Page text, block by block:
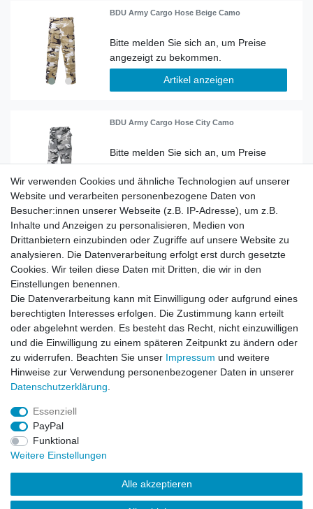
BDU Army Cargo Hose Beige Camo
Artikel anzeigen
BDU Army Cargo Hose City Camo
Artikel anzeigen
BDU Army Cargo Hose Red Camo
Artikel anzeigen
BDU Army Cargo Hose Schwarz
Daten­schutz­erklärung
Wir verwenden Cookies und ähnliche Technologien auf unserer
Website und verarbeiten personenbezogene Daten von
Besucher:innen unserer Webseite (z.B. IP-Adresse), um z.B.
Inhalte und Anzeigen zu personalisieren, Medien von
Drittanbietern einzubinden oder Zugriffe auf unsere Website zu
analysieren. Die Datenverarbeitung erfolgt erst durch gesetzte
Cookies. Wir teilen diese Daten mit Dritten, die wir in den
Einstellungen benennen.
Die Datenverarbeitung kann mit Einwilligung oder aufgrund eines
berechtigten Interesses erfolgen. Die Zustimmung kann erteilt
oder abgelehnt werden. Es besteht das Recht, nicht einzuwilligen
und die Einwilligung zu einem späteren Zeitpunkt zu ändern oder
zu widerrufen. Beachten Sie unser Impressum und weitere
Hinweise zur Verwendung personenbezogener Daten in unserer
Daten­schutz­erklärung
Essenziell
PayPal
Funktional
Weitere Einstellungen
Alle akzeptieren